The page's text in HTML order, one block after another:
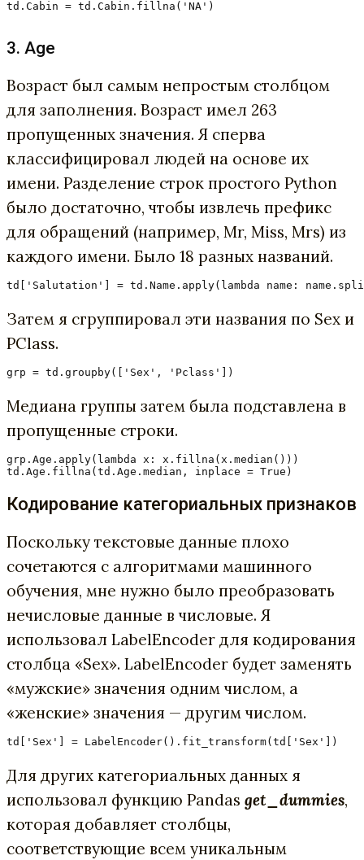
td.Cabin = td.Cabin.fillna('NA')
3. Age
Возраст был самым непростым столбцом
для заполнения. Возраст имел 263
пропущенных значения. Я сперва
классифицировал людей на основе их
имени. Разделение строк простого Python
было достаточно, чтобы извлечь префикс
для обращений (например, Mr, Miss, Mrs) из
каждого имени. Было 18 разных названий.
td['Salutation'] = td.Name.apply(lambda name:
Затем я сгруппировал эти названия по Sex и
PClass.
grp = td.groupby(['Sex', 'Pclass'])
Медиана группы затем была подставлена ​​в
пропущенные строки.
grp.Age.apply(lambda x: x.fillna(x.median()))
Кодирование категориальных признаков
Поскольку текстовые данные плохо
сочетаются с алгоритмами машинного
обучения, мне нужно было преобразовать
нечисловые данные в числовые. Я
использовал LabelEncoder для кодирования
столбца «Sex». LabelEncoder будет заменять
«мужские» значения одним числом, а
«женские» значения — другим числом.
td['Sex'] = LabelEncoder().fit_transform(td['Sex'])
Для других категориальных данных я
использовал функцию Pandas get_dummies,
которая добавляет столбцы,
соответствующие всем уникальным